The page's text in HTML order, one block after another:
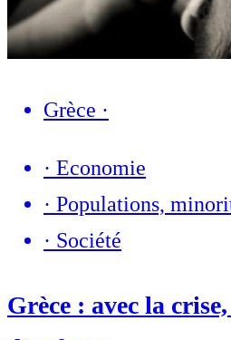
Grèce ·
· Economie
· Populations,
· Société
Grèce : avec la